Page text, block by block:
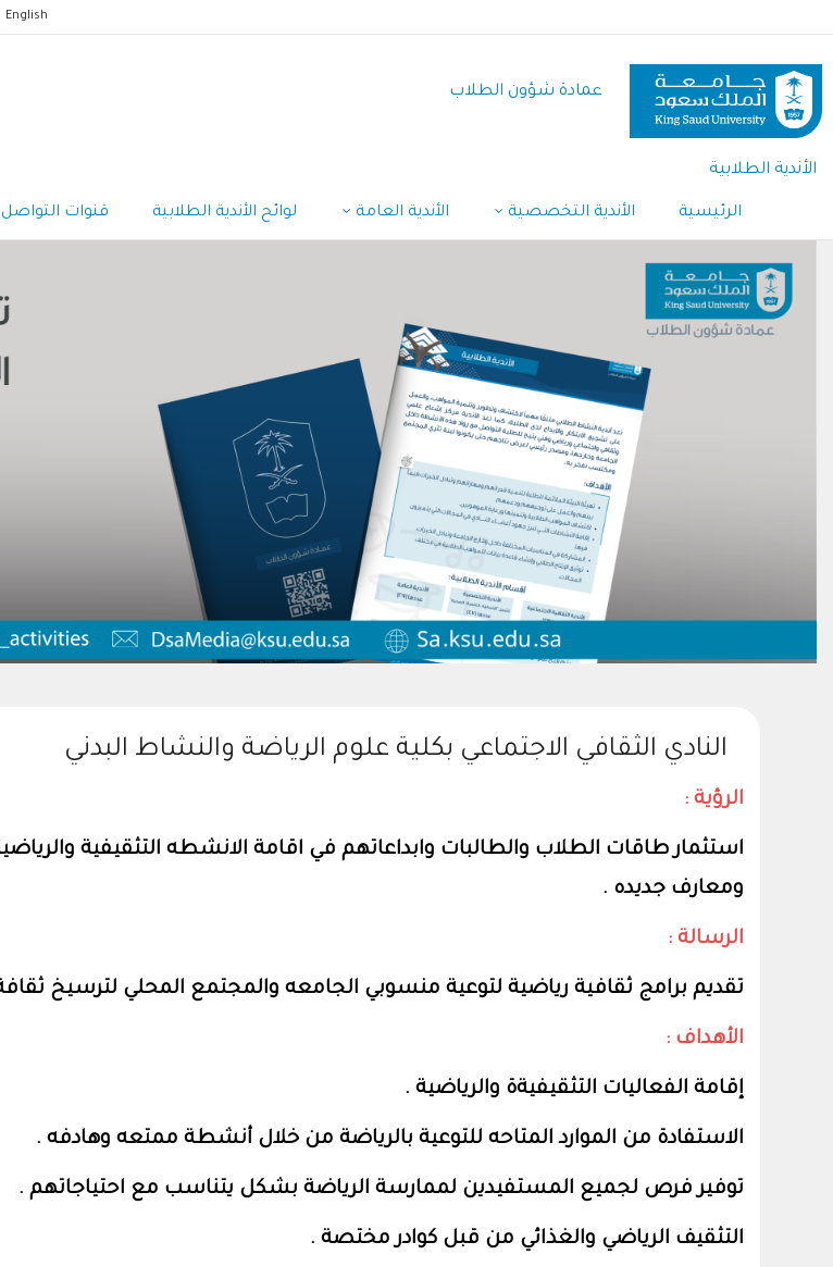
المحتوى
الرئيسي
English
عمادة شؤون الطلاب
الأندية الطلابية
الرئيسية الأندية التخصصية الأندية العامة لوائح الأندية الطلابية قنوات التواصل
النادي الثقافي الاجتماعي بكلية علوم الرياضة والنشاط البدني
الرؤية :
استثمار طاقات الطلاب والطالبات وابداعاتهم في اقامة الانشطه التثقيفية
ومعارف جديده .
الرسالة :
تقديم برامج ثقافية رياضية لتوعية منسوبي الجامعه والمجتمع المحلي لترسيخ
الأهداف :
إقامة الفعاليات التثقيفيةة والرياضية .
الاستفادة من الموارد المتاحه للتوعية بالرياضة من خلال أنشطة ممتعه وهادفه .
توفير فرص لجميع المستفيدين لممارسة الرياضة بشكل يتناسب مع احتياجاتهم .
التثقيف الرياضي والغذائي من قبل كوادر مختصة .